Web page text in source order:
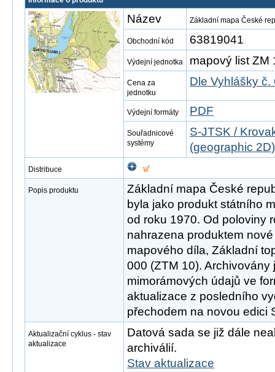
Název Základní mapa České
Obchodní kód 63819041
Výdejní jednotka mapový list ZM
Cena za
jednotku
Dle Vyhlášky
Výdejní formáty PDF
Souřadnicové
systémy
S-JTSK /
(geographic 2D)
Distribuce
Popis produktu
Základní mapa České
byla jako produkt státního
od roku 1970. Od poloviny
nahrazena produktem
mapového díla, Základní
000 (ZTM 10).
mimorámových údajů ve
aktualizace z posledního
přechodem na novou edici
Aktualizační cyklus - stav
aktualizace
Datová sada se již dále
archiválií.
Stav aktualizace